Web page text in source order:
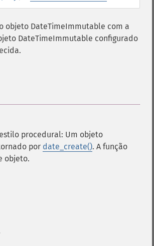
objeto DateTimeImmutable com a
DateTimeImmutable configurado
procedural: Um objeto
por date_create(). A função
objeto.